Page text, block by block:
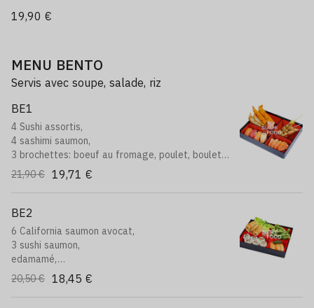
19,90 €
MENU BENTO
Servis avec soupe, salade, riz
BE1
4 Sushi assortis,
4 sashimi saumon,
3 brochettes: boeuf au fromage, poulet, boulette
de poulet,
2 tempura,
2 raviolis
21,90 € 19,71 €
BE2
6 California saumon avocat,
3 sushi saumon,
edamamé,
3 nems au poulet
20,50 € 18,45 €